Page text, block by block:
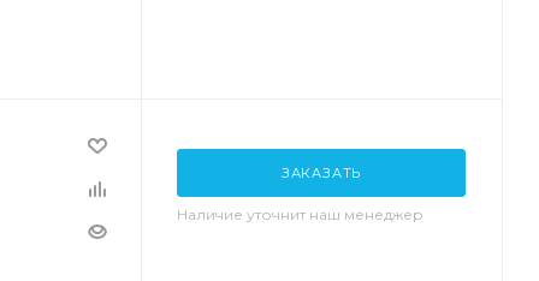
ЗАКАЗАТЬ
Наличие уточнит наш менеджер